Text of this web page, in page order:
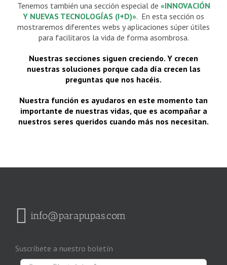
Tenemos también una sección especial de «INNOVACIÓN
Y NUEVAS TECNOLOGÍAS (I+D)». En esta sección os
mostraremos diferentes webs y aplicaciones súper útiles
para facilitaros la vida de forma asombrosa.
Nuestras secciones siguen creciendo. Y crecen
nuestras soluciones porque cada día crecen las
preguntas que nos hacéis.
Nuestra función es ayudaros en este momento tan
importante de nuestras vidas, que es acompañar a
nuestros seres queridos cuando más nos necesitan.
info@parapupas.com
Suscríbete a nuestro boletín